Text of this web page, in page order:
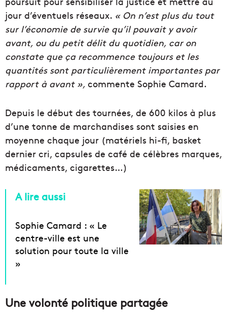
jour d’éventuels réseaux. « On n’est plus du tout
sur l’économie de survie qu’il pouvait y avoir
avant, ou du petit délit du quotidien, car on
constate que ça recommence toujours et les
quantités sont particulièrement importantes par
rapport à avant », commente Sophie Camard.
Depuis le début des tournées, de 600 kilos à plus
d’une tonne de marchandises sont saisies en
moyenne chaque jour (matériels hi-fi, basket
dernier cri, capsules de café de célèbres marques,
médicaments, cigarettes…)
A lire aussi
Sophie Camard : « Le
centre-ville est une
solution pour toute la ville
»
Une volonté politique partagée